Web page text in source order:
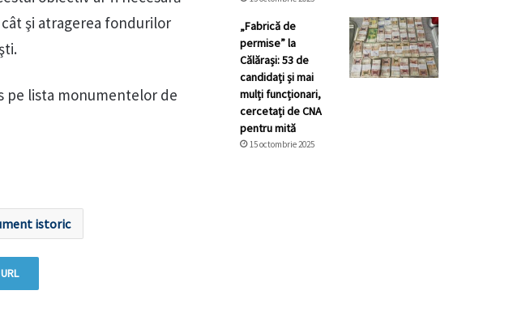
şi atragerea fondurilor
pe lista monumentelor de
istoric
„Fabrică de
permise” la
Călărași: 53 de
candidați și mai
mulți funcționari,
cercetați de CNA
pentru mită
15 octombrie 2025